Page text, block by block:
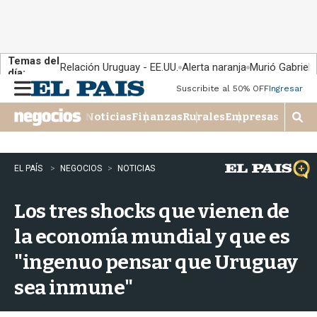
Temas del
día:
Relación Uruguay - EE.UU. Alerta naranja Murió Gabriel
n
u
Suscribite al 50% OFFIngresar
NoticiasFinanzasRuralesEmpresas
M
o
s
t
r
q
EL PAÍS NEGOCIOS NOTICIAS
Los tres shocks que vienen de
la economía mundial y que es
"ingenuo pensar que Uruguay
sea inmune"